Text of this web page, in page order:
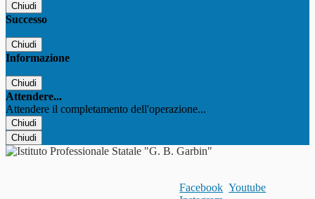
Chiudi
Successo
Chiudi
Informazione
Chiudi
Attendere...
Attendere il completamento dell'operazione...
Chiudi
Chiudi
Facebook Youtube